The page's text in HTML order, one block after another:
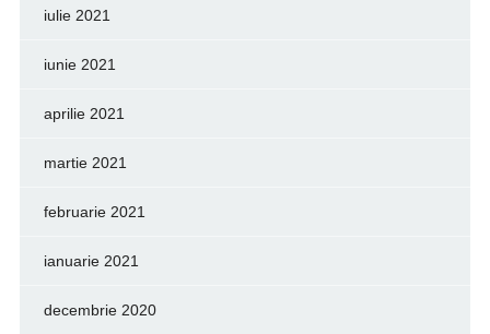
iulie 2021
iunie 2021
aprilie 2021
martie 2021
februarie 2021
ianuarie 2021
decembrie 2020